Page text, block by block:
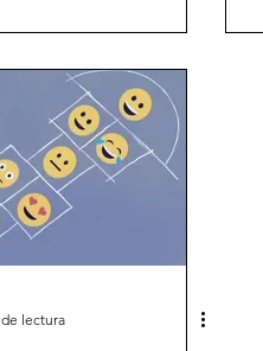
lectura